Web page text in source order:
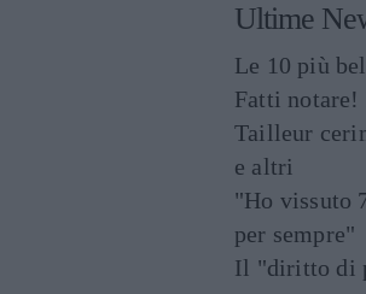
Ultime
Le 10 più
Fatti notare!
Tailleur
e altri
"Ho vissuto
per sempre"
Il "diritto di